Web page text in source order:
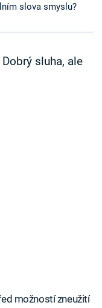
slova smyslu?
sluha, ale
možností zneužití